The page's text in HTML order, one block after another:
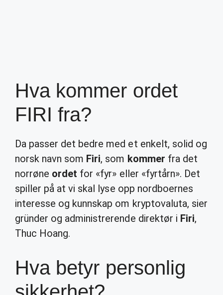
Hva kommer ordet
FIRI fra?
Da passer det bedre med et enkelt, solid og
norsk navn som Firi, som kommer fra det
norrøne ordet for «fyr» eller «fyrtårn». Det
spiller på at vi skal lyse opp nordboernes
interesse og kunnskap om kryptovaluta, sier
gründer og administrerende direktør i Firi,
Thuc Hoang.
Hva betyr personlig